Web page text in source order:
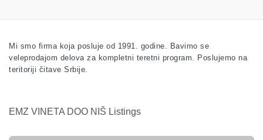
Mi smo firma koja posluje od 1991. godine. Bavimo se
veleprodajom delova za kompletni teretni program. Poslujemo na
teritoriji čitave Srbije.
EMZ VINETA DOO NIŠ Listings